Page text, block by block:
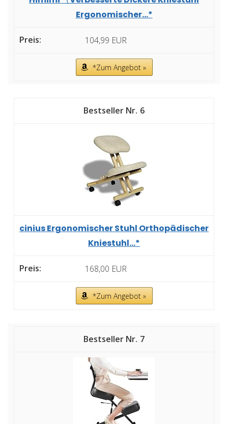
Ergonomischer...*
104,99 EUR
*Zum Angebot »
6
cinius Ergonomischer Stuhl Orthopädischer
Kniestuhl...*
168,00 EUR
*Zum Angebot »
7